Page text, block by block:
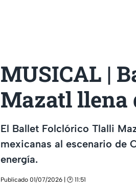
MUSICAL |
Mazatl llena
El Ballet Folclórico Tlalli
mexicanas al escenario de
energía.
Publicado 01/07/2026 | 🕑 11:51